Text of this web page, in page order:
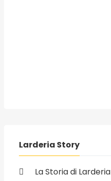
Larderia Story
La Storia di Larderia